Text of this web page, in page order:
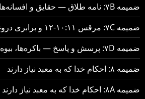
ضمیمه ۷B: نامه طلاق — حقایق و افسانه‌ها
ضمیمه ۷C: مرقس ۱۰:۱۱-۱۲ و برابری دروغین در زنا
ضمیمه ۷D: پرسش و پاسخ — باکره‌ها، بیوه‌ها و زنان مطلقه
ضمیمه ۸: احکام خدا که به معبد نیاز دارند
ضمیمه ۸A: احکام خدا که به معبد نیاز دارند